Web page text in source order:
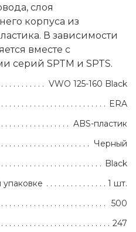
слоя
корпуса из
В зависимости
вместе с
серий SPTM и SPTS.
VWO 125-160 Black
ERA
ABS-пластик
Черный
Black
упаковке
1 шт.
500
247